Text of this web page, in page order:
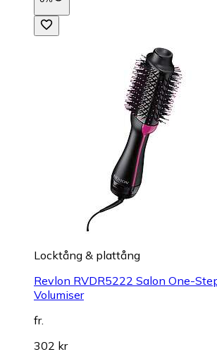
Locktång & plattång
Revlon RVDR5222 Salon One-
Volumiser
fr.
302 kr